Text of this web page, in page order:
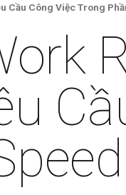
Cầu Công Việc Trong